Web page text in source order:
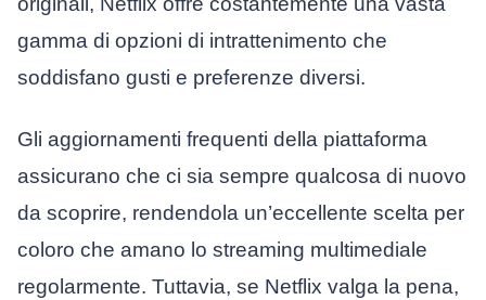
gamma di opzioni di intrattenimento che
soddisfano gusti e preferenze diversi.
Gli aggiornamenti frequenti della piattaforma
assicurano che ci sia sempre qualcosa di nuovo
da scoprire, rendendola un’eccellente scelta per
coloro che amano lo streaming multimediale
regolarmente. Tuttavia, se Netflix valga la pena,